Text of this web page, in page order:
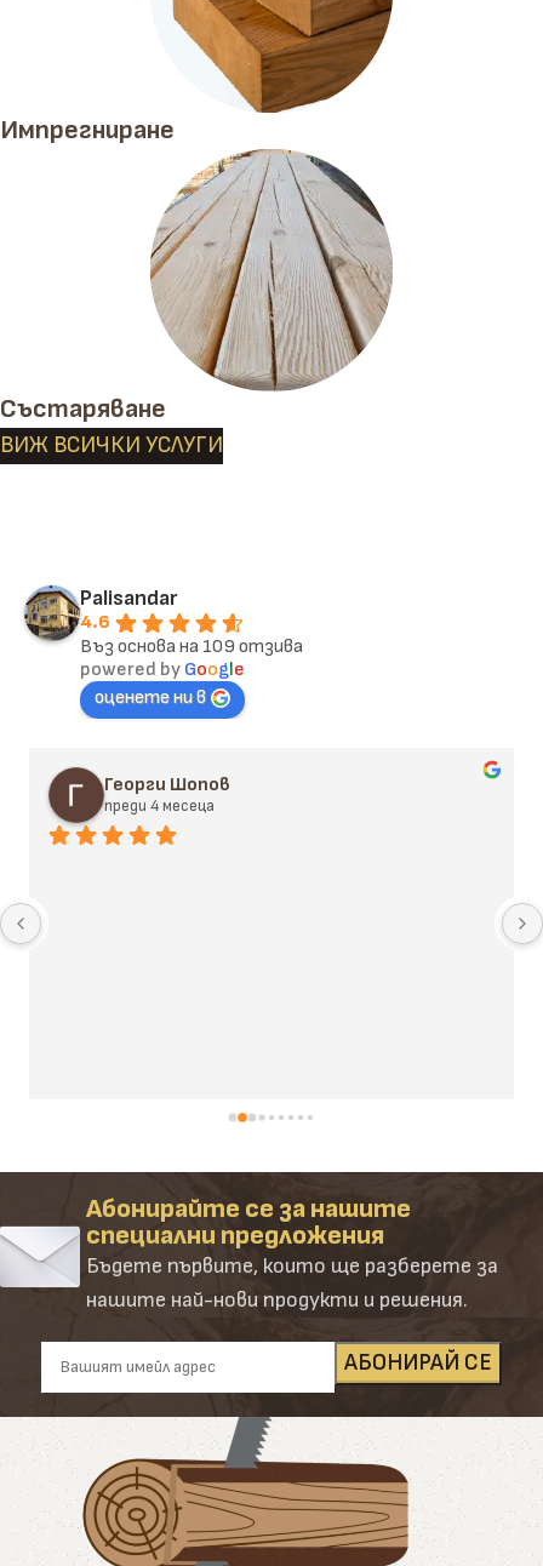
Импрегниране
Състаряване
ВИЖ ВСИЧКИ УСЛУГИ
Palisandar
4.6
Въз основа на 109 отзива
powered by Google
оценете ни в
Георги Шопов
преди 4 месеца
Абонирайте се за нашите
специални предложения
Бъдете първите, които ще разберете за
нашите най-нови продукти и решения.